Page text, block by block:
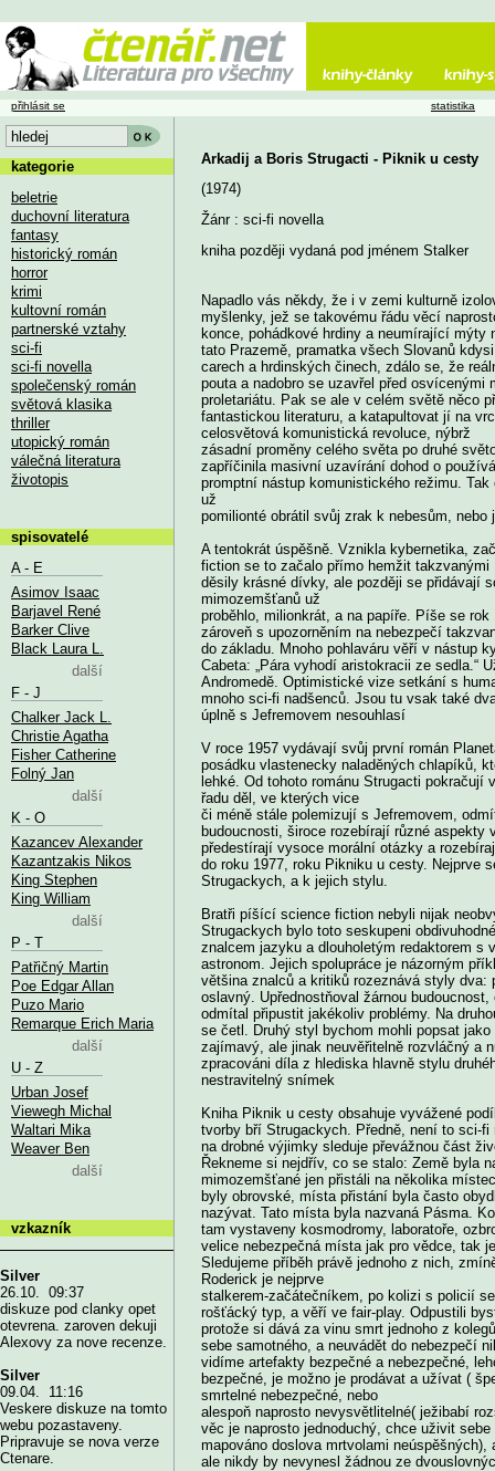
Arkadij a Boris Strugacti - Piknik u cesty
(1974)
Žánr : sci-fi novella
kniha později vydaná pod jménem Stalker
Napadlo vás někdy, že i v zemi kulturně
myšlenky, jež se takovému řádu věcí
konce, pohádkové hrdiny a neumírající
tato Prazemě, pramatka všech Slovanů
carech a hrdinských činech, zdálo se, že
pouta a nadobro se uzavřel před
proletariátu. Pak se ale v celém světě něco
fantastickou literaturu, a katapultovat jí na
celosvětová komunistická revoluce, nýbrž
zásadní proměny celého světa po druhé
zapříčinila masivní uzavírání dohod o
promptní nástup komunistického režimu.
už
pomilionté obrátil svůj zrak k nebesům, nebo
A tentokrát úspěšně. Vznikla kybernetika,
fiction se to začalo přímo hemžit
děsily krásné dívky, ale později se přidávají
mimozemšťanů už
proběhlo, milionkrát, a na papíře. Píše se
zároveň s upozorněním na nebezpečí
do základu. Mnoho pohlaváru věří v nástup
Cabeta: „Pára vyhodí aristokracii ze sedla.“
Andromedě. Optimistické vize setkání s
mnoho sci-fi nadšenců. Jsou tu vsak také
úplně s Jefremovem nesouhlasí
V roce 1957 vydávají svůj první román
posádku vlastenecky naladěných chlapíků,
lehké. Od tohoto románu Strugacti
řadu děl, ve kterých vice
či méně stále polemizují s Jefremovem,
budoucnosti, široce rozebírají různé
předestírají vysoce morální otázky a
do roku 1977, roku Pikniku u cesty. Nejprve
Strugackych, a k jejich stylu.
Bratři píšící science fiction nebyli nijak
Strugackych bylo toto seskupeni
znalcem jazyku a dlouholetým redaktorem
astronom. Jejich spolupráce je názorným
většina znalců a kritiků rozeznává styly
oslavný. Upřednostňoval žárnou
odmítal připustit jakékoliv problémy. Na
se četl. Druhý styl bychom mohli popsat
zajímavý, ale jinak neuvěřitelně rozvláčný a
zpracováni díla z hlediska hlavně stylu
nestravitelný snímek
Kniha Piknik u cesty obsahuje vyvážené
tvorby bří Strugackych. Předně, není to sci-
na drobné výjimky sleduje převážnou část
Řekneme si nejdřív, co se stalo: Země byla
mimozemšťané jen přistáli na několika
byly obrovské, místa přistání byla často
nazývat. Tato místa byla nazvaná Pásma.
tam vystaveny kosmodromy, laboratoře,
velice nebezpečná místa jak pro vědce, tak
Sledujeme příběh právě jednoho z nich,
Roderick je nejprve
stalkerem-začátečníkem, po kolizi s policií
rošťácký typ, a věří ve fair-play. Odpustili
protože si dává za vinu smrt jednoho z
sebe samotného, a neuvádět do nebezpečí
vidíme artefakty bezpečné a nebezpečné,
bezpečné, je možno je prodávat a užívat (
smrtelné nebezpečné, nebo
alespoň naprosto nevysvětlitelné( ježibabí
věc je naprosto jednoduchý, chce uživit
mapováno doslova mrtvolami
ale nikdy by nevynesl žádnou ze
přihlásit se statistika
kategorie
beletrie
duchovní literatura
fantasy
historický román
horror
krimi
kultovní román
partnerské vztahy
sci-fi
sci-fi novella
společenský román
světová klasika
thriller
utopický román
válečná literatura
životopis
spisovatelé
A - E
Asimov Isaac
Barjavel René
Barker Clive
Black Laura L.
další
F - J
Chalker Jack L.
Christie Agatha
Fisher Catherine
Folný Jan
další
K - O
Kazancev Alexander
Kazantzakis Nikos
King Stephen
King William
další
P - T
Patřičný Martin
Poe Edgar Allan
Puzo Mario
Remarque Erich Maria
další
U - Z
Urban Josef
Viewegh Michal
Waltari Mika
Weaver Ben
další
vzkazník
Silver
26.10. 09:37
diskuze pod clanky opet
otevrena. zaroven dekuji
Alexovy za nove recenze.
Silver
09.04. 11:16
Veskere diskuze na tomto
webu pozastaveny.
Pripravuje se nova verze
Ctenare.